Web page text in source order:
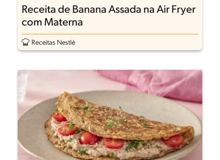
Receita de Banana Assada na Air Fryer
com Materna
Receitas Nestlé